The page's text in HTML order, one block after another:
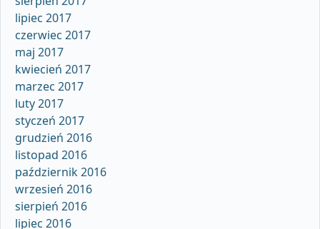
lipiec 2017
czerwiec 2017
maj 2017
kwiecień 2017
marzec 2017
luty 2017
styczeń 2017
grudzień 2016
listopad 2016
październik 2016
wrzesień 2016
sierpień 2016
lipiec 2016